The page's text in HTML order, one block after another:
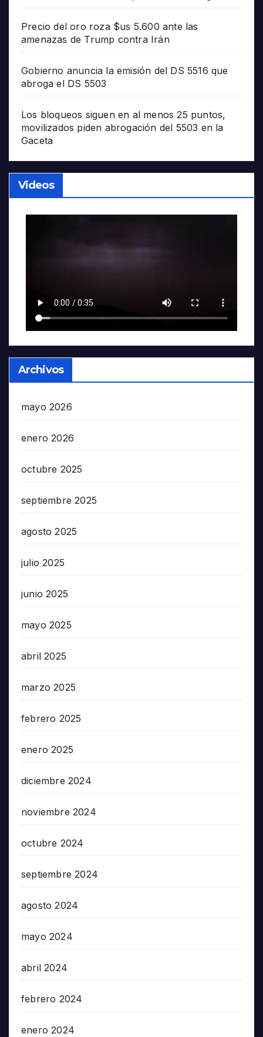
Precio del oro roza $us 5.600 ante las
amenazas de Trump contra Irán
Gobierno anuncia la emisión del DS 5516 que
abroga el DS 5503
Los bloqueos siguen en al menos 25 puntos,
movilizados piden abrogación del 5503 en la
Gaceta
Videos
Archivos
mayo 2026
enero 2026
octubre 2025
septiembre 2025
agosto 2025
julio 2025
junio 2025
mayo 2025
abril 2025
marzo 2025
febrero 2025
enero 2025
diciembre 2024
noviembre 2024
octubre 2024
septiembre 2024
agosto 2024
mayo 2024
abril 2024
febrero 2024
enero 2024